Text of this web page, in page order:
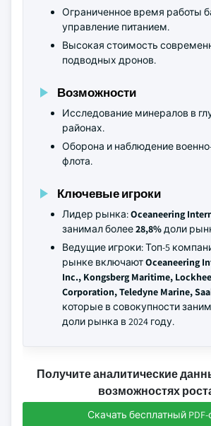
Ограниченное время работы
управление питанием.
Высокая стоимость
подводных дронов.
Возможности
Исследование минералов в
районах.
Оборона и наблюдение
флота.
Ключевые игроки
Лидер рынка:Oceaneering
занимал более28,8%доли
Ведущие игроки: Топ-5
рынке включаютOceaneering
Inc., Kongsberg Maritime,
Corporation, Teledyne Marine,
которые в совокупности
доли рынка в 2024 году.
Получите аналитические
возможностях
Скачать бесплатный